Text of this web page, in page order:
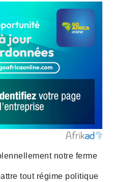
notre ferme
tout régime politique